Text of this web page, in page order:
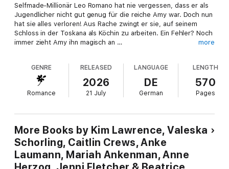
Selfmade-Millionär Leo Romano hat nie vergessen, dass er als
Jugendlicher nicht gut genug für die reiche Amy war. Doch nun
hat sie alles verloren! Aus Rache zwingt er sie, auf seinem
Schloss in der Toskana als Köchin zu arbeiten. Ein Fehler? Noch
immer zieht Amy ihn magisch an …
Liebe, echte Nähe? Nichts für König Tadeo! Er hat Esme nur
aus Pflichtgefühl geheiratet, weil sein Vater es von ihm
verlangte. Nach dessen Tod kann er sich jetzt endlich scheiden
Ungeheuerliches, das sein Herz in Aufruhr versetzt …
EIN BOSS ZUM VERLIEBEN? von MARIAH ANKENMAN
Als ihre Schwester ungefragt ein Blind Date für sie arrangiert,
sagt Marissa nur widerwillig zu. Und obwohl der Typ mit den
more
GENRE
Romance
RELEASED
2026
21 July
LANGUAGE
DE
German
LENGTH
570
Pages
More Books by Kim Lawrence, Valeska
Schorling, Caitlin Crews, Anke
Laumann, Mariah Ankenman, Anne